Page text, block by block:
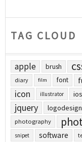
TAG CLOUD
apple brush
diary film font
icon illustrator ios
jquery logodesign
photography
snipet software